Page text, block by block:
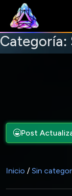
Categoría:
Post
Inicio / Sin